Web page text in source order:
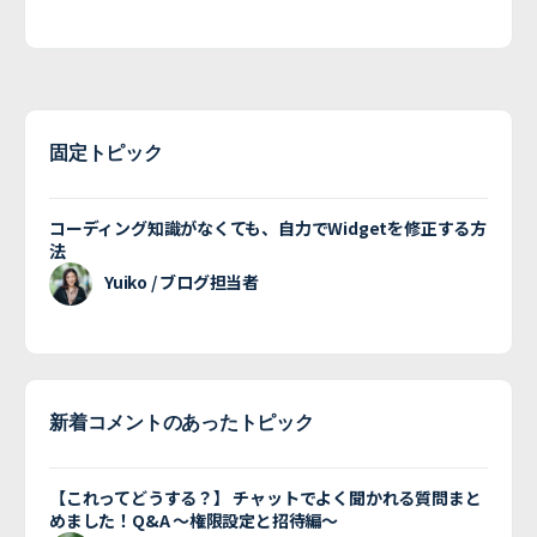
固定トピック
コーディング知識がなくても、自力でWidgetを修正する方
法
Yuiko / ブログ担当者
新着コメントのあったトピック
【これってどうする？】 チャットでよく聞かれる質問まと
めました！Q&A 〜権限設定と招待編〜